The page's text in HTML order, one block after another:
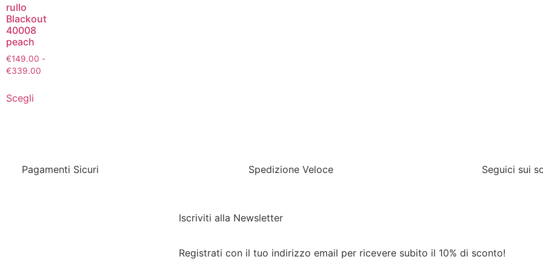
rullo
Blackout
40008
peach
€149.00 -
€339.00
Scegli
Pagamenti Sicuri Spedizione Veloce Seguici sui
Iscriviti alla Newsletter
Registrati con il tuo indirizzo email per ricevere subito il 10% di sconto!